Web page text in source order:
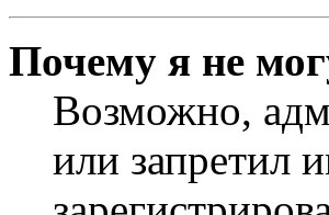
Почему я не
Возможно,
или запретил